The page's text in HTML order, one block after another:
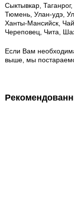
Сыктывкар,
Тюмень, Улан-удэ,
Ханты-Мансийск,
Череповец, Чита,
Если Вам
выше, мы